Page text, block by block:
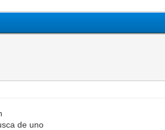
de uno